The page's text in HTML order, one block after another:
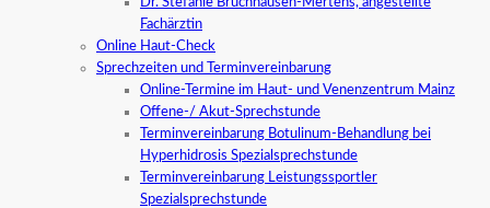
Fachärztin
Online Haut-Check
Sprechzeiten und Terminvereinbarung
Online-Termine im Haut- und Venenzentrum Mainz
Offene-/ Akut-Sprechstunde
Terminvereinbarung Botulinum-Behandlung bei
Hyperhidrosis Spezialsprechstunde
Terminvereinbarung Leistungssportler
Spezialsprechstunde